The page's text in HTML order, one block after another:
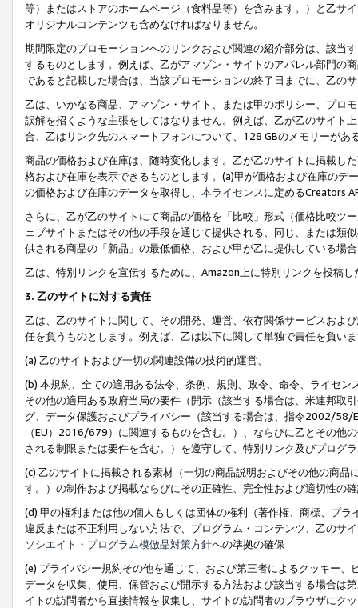
等）またはストアのホームページ（食料品等）を含みます。）と乙サ
オリジナルコンテンツも含めなければなりません。
期間限定のプロモーションへのリンクおよび関連の紹介部分は、該当
するものとします。例えば、乙がアマゾン・サイトのアパレル部門の
であると記載した場合は、当該プロモーションの終了日までに、乙の
乙は、いかなる商品、アマゾン・サイト、または甲のポリシー、プロ
誤解を招くような主張をしてはなりません。例えば、乙が乙のサイト
合、乙はリンク先のスマートフォンについて、128 GBのメモリーがあ
商品の価格および在庫は、随時変化します。乙が乙のサイトに掲載し
格および在庫を表示できるものとします。(a)甲が価格および在庫の
の価格および在庫のデータを取得し、 本ライセンスに定めるCreators
さらに、乙が乙のサイトにて商品の価格を「比較」形式（価格比較ツ
ェブサイトまたはその他の手段を通じて提供される、同じ、または類
供される商品の「新品」の最低価格、および甲が乙に提供している場
乙は、特別リンクを宣伝するために、Amazon上に特別リンクを投稿
3. 乙のサイトに対する責任
乙は、乙のサイトに関して、その開発、運営、依存関係サービスおよ
任を負うものとします。例えば、乙は以下に関して単独で責任を負い
(a) 乙のサイトおよび一切の関連設備の技術的運営、
(b) 本規約、全ての適用ある法令、条例、規則、政令、命令、ライセ
その他の適用ある政府当局の要件（開示（該当する場合は、米連邦取
グ、データ保護およびプライバシー（該当する場合は、指令2002/58/
（EU）2016/679）に関連するものを含む。）、ならびに乙とその他
される制限または要件を含む。）を遵守して、特別リンク及びプログ
(c) 乙のサイトに掲載される素材（一切の商品説明およびその他の商
す。）の制作および掲載ならびにその正確性、完全性および適切性の
(d) 甲の権利または他の個人もしくは団体の権利（著作権、商標、プ
違反または不正利用しない方法で、プログラム・コンテンツ、乙のサ
ソシエイト・プログラム模倣品対策方針への準拠の確保
(e) プライバシー規約その他を通じて、および第三者によるクッキー
データを収集、使用、保管および開示する方法および該当する場合は
イトの訪問者から直接情報を収集し、サイトの訪問者のブラウザにク